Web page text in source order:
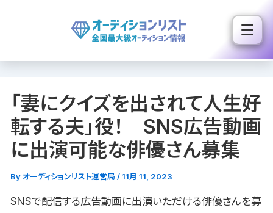
ス
「妻にクイズを出されて人生好
転する夫」役！ SNS広告動画
に出演可能な俳優さん募集
By オーディションリスト運営局 /11月 11, 2023
SNSで配信する広告動画に出演いただける俳優さんを募